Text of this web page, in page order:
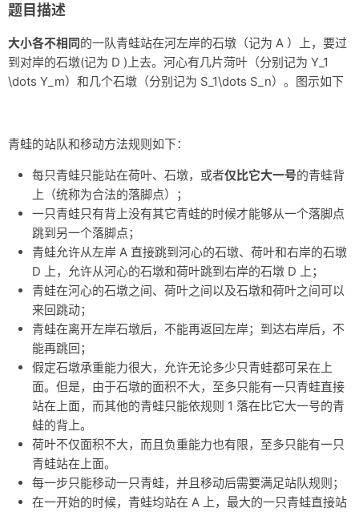
轻语
题目描述
大小各不相同的一队青蛙站在河左岸的石墩（记为 A ）上，要过
到对岸的石墩(记为 D )上去。河心有几片菏叶（分别记为 Y_1
\dots Y_m）和几个石墩（分别记为 S_1\dots S_n）。图示如下
青蛙的站队和移动方法规则如下：
每只青蛙只能站在荷叶、石墩，或者仅比它大一号的青蛙背
上（统称为合法的落脚点）；
一只青蛙只有背上没有其它青蛙的时候才能够从一个落脚点
跳到另一个落脚点；
青蛙允许从左岸 A 直接跳到河心的石墩、荷叶和右岸的石墩
D 上，允许从河心的石墩和荷叶跳到右岸的石墩 D 上；
青蛙在河心的石墩之间、荷叶之间以及石墩和荷叶之间可以
来回跳动；
青蛙在离开左岸石墩后，不能再返回左岸；到达右岸后，不
能再跳回；
假定石墩承重能力很大，允许无论多少只青蛙都可呆在上
面。但是，由于石墩的面积不大，至多只能有一只青蛙直接
站在上面，而其他的青蛙只能依规则 1 落在比它大一号的青
蛙的背上。
荷叶不仅面积不大，而且负重能力也有限，至多只能有一只
青蛙站在上面。
每一步只能移动一只青蛙，并且移动后需要满足站队规则；
在一开始的时候，青蛙均站在 A 上，最大的一只青蛙直接站